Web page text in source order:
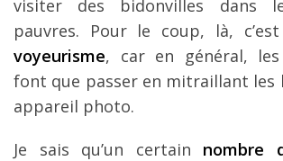
visiter des bidonvilles dans
pauvres. Pour le coup, là,
voyeurisme, car en général,
font que passer en mitraillant les
appareil photo.
Je sais qu’un certain nombre